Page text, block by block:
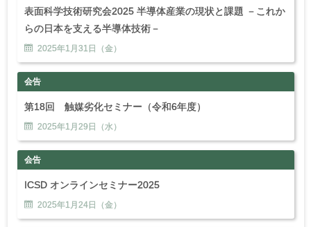
表面科学技術研究会2025 半導体産業の現状と課題 －これか
らの日本を支える半導体技術－
2025年1月 31日（金）
会告
第18回 触媒劣化セミナー（令和6年度）
2025年1月 29日（水）
会告
ICSD オンラインセミナー2025
2025年1月 24日（金）